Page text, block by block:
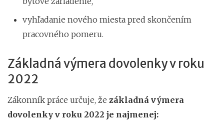
vyhľadanie nového miesta pred skončením
pracovného pomeru.
Základná výmera dovolenky v roku
2022
Zákonník práce určuje, že základná výmera
dovolenky v roku 2022 je najmenej: